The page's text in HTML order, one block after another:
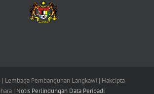
| Lembaga Pembangunan Langkawi | Hakcipta
| Notis Perlindungan Data Peribadi